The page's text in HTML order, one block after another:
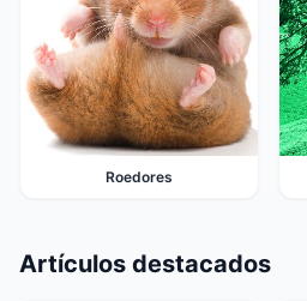
Roedores
Artículos destacados